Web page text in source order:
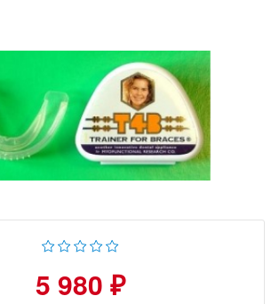
5 980 ₽